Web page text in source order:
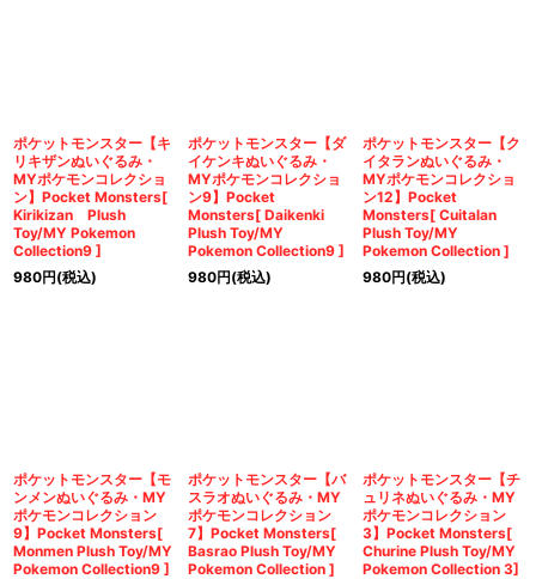
ポケットモンスター【キ
リキザンぬいぐるみ・
MYポケモンコレクショ
ン】Pocket Monsters[
Kirikizan Plush
Toy/MY Pokemon
Collection9 ]
980円(税込)
ポケットモンスター【ダ
イケンキぬいぐるみ・
MYポケモンコレクショ
ン9】Pocket
Monsters[ Daikenki
Plush Toy/MY
Pokemon Collection9 ]
980円(税込)
ポケットモンスター【ク
イタランぬいぐるみ・
MYポケモンコレクショ
ン12】Pocket
Monsters[ Cuitalan
Plush Toy/MY
Pokemon Collection ]
980円(税込)
ポケットモンスター【モ
ンメンぬいぐるみ・MY
ポケモンコレクション
9】Pocket Monsters[
Monmen Plush Toy/MY
Pokemon Collection9 ]
ポケットモンスター【バ
スラオぬいぐるみ・MY
ポケモンコレクション
7】Pocket Monsters[
Basrao Plush Toy/MY
Pokemon Collection ]
ポケットモンスター【チ
ュリネぬいぐるみ・MY
ポケモンコレクション
3】Pocket Monsters[
Churine Plush Toy/MY
Pokemon Collection 3]